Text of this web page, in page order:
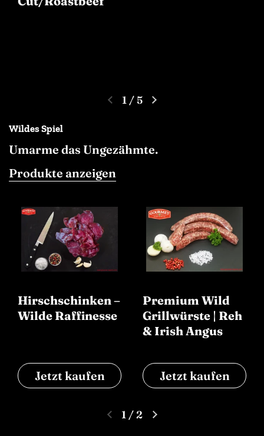
1 / 5
Wildes Spiel
Umarme das Ungezähmte.
Produkte anzeigen
Hirschschinken –
Wilde Raffinesse
Jetzt kaufen
Premium Wild
Grillwürste | Reh
& Irish Angus
Jetzt kaufen
1 /2